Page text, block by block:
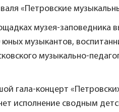
«Петровские
музея-заповедника
музыкантов,
музыкально-
гала-концерт
исполнение сводным